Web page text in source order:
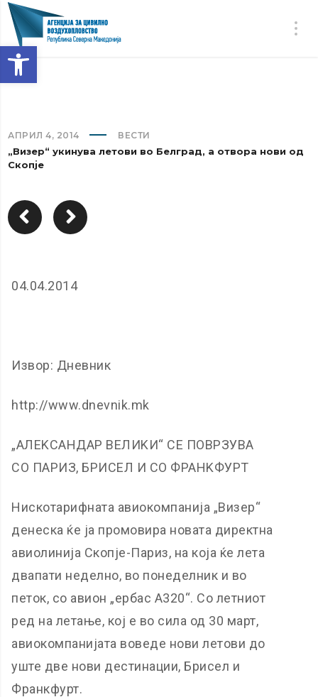
Open toolbar
АПРИЛ 4, 2014 ВЕСТИ
„Визер“ укинува летови во Белград, а отвора нови од
Скопје
04.04.2014
Извор: Дневник
http://www.dnevnik.mk
„АЛЕKСАНДАР ВЕЛИKИ“ СЕ ПОВРЗУВА
СО ПАРИЗ, БРИСЕЛ И СО ФРАНKФУРТ
Нискотарифната авиокомпанија „Визер“
денеска ќе ја промовира новата директна
авиолинија Скопје-Париз, на која ќе лета
двапати неделно, во понеделник и во
петок, со авион „ербас А320“. Со летниот
ред на летање, кој е во сила од 30 март,
авиокомпанијата воведе нови летови до
уште две нови дестинации, Брисел и
Франкфурт.